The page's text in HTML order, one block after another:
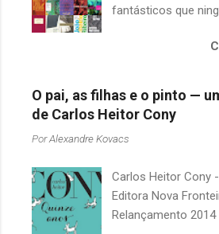
fantásticos que
quando falamos
escritores
a uma avaliação
acabamos
antipatia a
justamente o
como uma
obras, já em nossa
O pai, as filhas e o pinto —
de Carlos Heitor Cony
PorAlexandre Kovacs
Carlos Heitor Cony
Editora Nova
Relançamento